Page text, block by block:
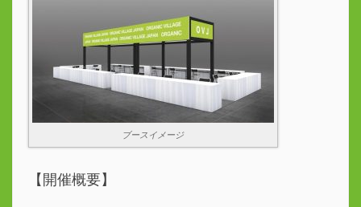
ブースイメージ
【開催概要】